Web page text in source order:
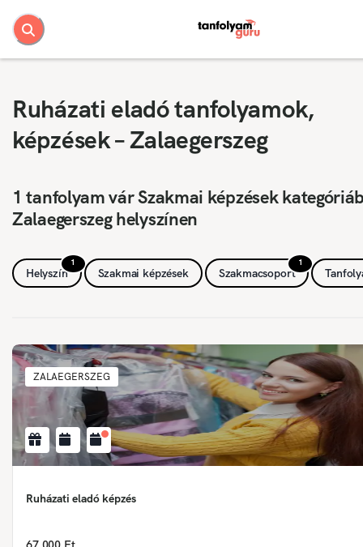
Ruházati eladó tanfolyamok,
képzések – Zalaegerszeg
1 tanfolyam vár Szakmai képzések
Zalaegerszeg helyszínen
1
Helyszín Szakmai képzések
1
Szakmacsoport
ZALAEGERSZEG
Ruházati eladó képzés